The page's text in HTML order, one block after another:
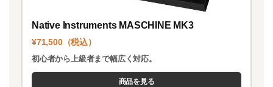
Native Instruments MASCHINE MK3
¥71,500（税込）
初心者から上級者まで幅広く対応。
商品を見る